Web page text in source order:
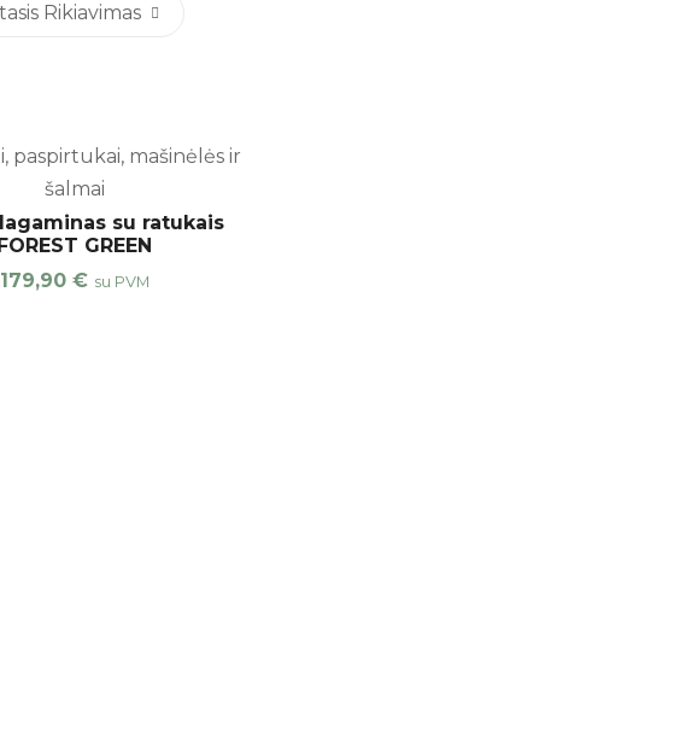
Rikiavimas
paspirtukai, mašinėlės ir
šalmai
lagaminas su ratukais
GREEN
179,90 € su PVM